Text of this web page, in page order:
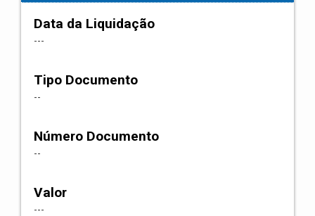
Data da Liquidação
---
Tipo Documento
--
Número Documento
--
Valor
---